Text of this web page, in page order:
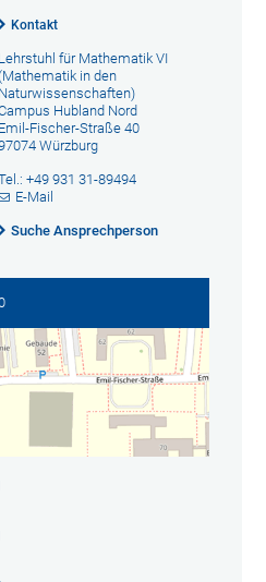
Kontakt
Lehrstuhl für Mathematik VI
(Mathematik in den
Naturwissenschaften)
Hubland Nord
Emil-Fischer-Straße 40
Würzburg
+49 931 31-89494
E-Mail
Suche Ansprechperson